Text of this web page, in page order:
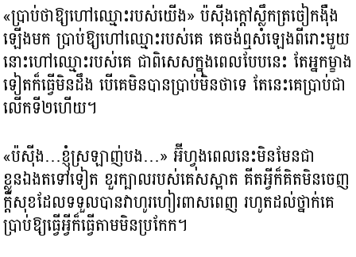
«ប្រាប់ថាឱ្យហៅឈ្មោះរបស់យើង» ប៉ស៊ីងក្ដៅស្លឹកត្រចៀកង៉ឺង
ឡើងមក ប្រាប់ឱ្យហៅឈ្មោះរបស់គេ គេចង់ឮសំឡេងពីរោះមួយ
នោះហៅឈ្មោះរបស់គេ ជាពិសេសក្នុងពេលបែបនេះ តែអ្នកម្ខាង
ទៀតក៏ធ្វើមិនដឹង បើគេមិនបានប្រាប់មិនថាទេ តែនេះគេប្រាប់ជា
លើកទី២ហើយ។
«ប៉ស៊ីង…ខ្ញុំស្រឡាញ់បង…» អ៊ីហ្វុងពេលនេះមិនមែនជា
ខ្លួនឯងតទៅទៀត ខួរក្បាលរបស់គេសស្អាត គីតអ្វីក៏គិតមិនចេញ
ក្ដីសុខដែលទទួលបានវាហូរហៀរពាសពេញ រហូតដល់ថ្នាក់គេ
ប្រាប់ឱ្យធ្វើអ្វីក៏ធ្វើតាមមិនប្រកែក។